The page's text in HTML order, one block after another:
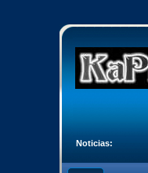
Noticias: